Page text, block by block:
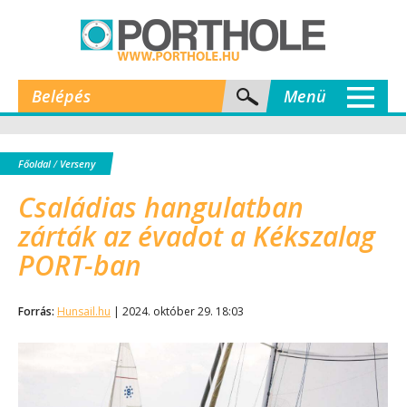
Belépés Menü
Főoldal/ Verseny
Családias hangulatban
zárták az évadot a Kékszalag
PORT-ban
Forrás: Hunsail.hu | 2024. október 29. 18:03